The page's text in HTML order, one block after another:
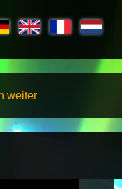
weiter